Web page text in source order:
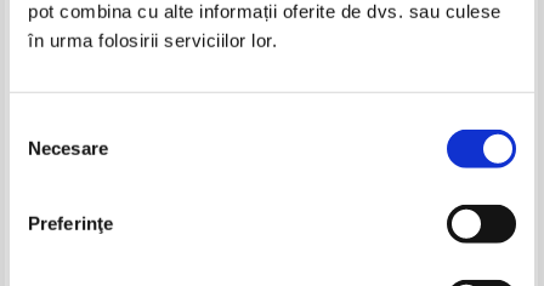
pot combina cu alte informații oferite de dvs. sau culese
în urma folosirii serviciilor lor.
consimțământului
Necesare
Preferinţe
Frederick Forsyth - Alternativa
Pret:16,00Lei Lei